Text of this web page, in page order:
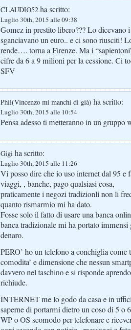
CLAUDIO52 ha scritto:
Luglio 30th, 2015 alle 09:38
Gomez in prestito libero??? Lo dicevano
sganciavano un euro.. e ci sono riusciti!
rende…. torna a Firenze. Ma i
cifre da 6 a 9 milioni per la cessione. Ci
SFV
Phil(Vincenzo mi manchi di già) ha scritto:
Luglio 30th, 2015 alle 10:54
Pensa adesso ti metteranno in un gruppo
Gigi ha scritto:
Luglio 30th, 2015 alle 11:26
Vi posso dire che io uso internet dal 95 e
viaggi, , banche, pago qualsiasi cosa,
praticamente i negozi tradizionli non li
quanto rismarmio mi ha dato.
Fosse solo il fatto di usare una banca
banca tradizionale mi ha portato
denaro.
PERO’ ho un telefono a conchiglia come
comodita’ e dimensione che nessun
davvero nel taschino e si risponde
richiude.
INTERNET me lo godo da casa e in
saperne di portarmi dietro un coso di 5 o
WP o OS scomodo per telefonare e